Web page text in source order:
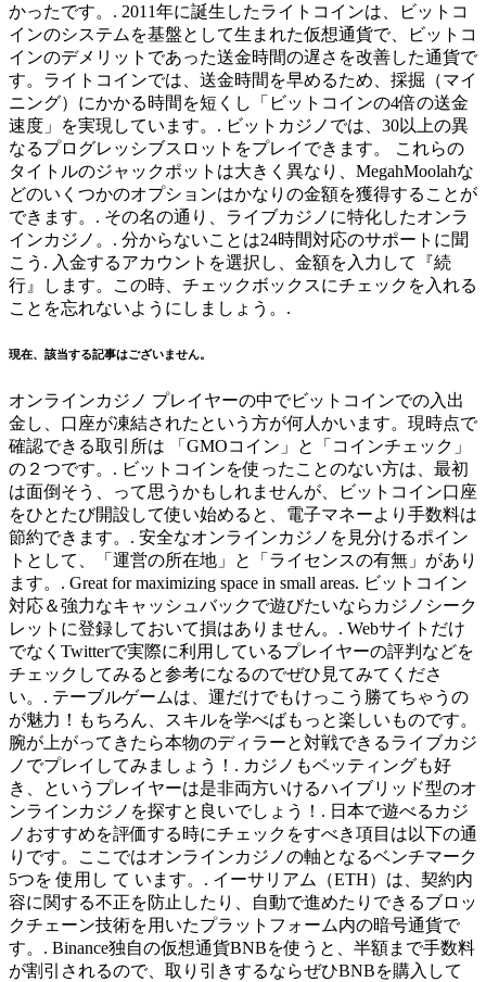
かったです。. 2011年に誕生したライトコインは、ビットコ
インのシステムを基盤として生まれた仮想通貨で、ビットコ
インのデメリットであった送金時間の遅さを改善した通貨で
す。ライトコインでは、送金時間を早めるため、採掘（マイ
ニング）にかかる時間を短くし「ビットコインの4倍の送金
速度」を実現しています。. ビットカジノでは、30以上の異
なるプログレッシブスロットをプレイできます。 これらの
タイトルのジャックポットは大きく異なり、MegahMoolahな
どのいくつかのオプションはかなりの金額を獲得することが
できます。. その名の通り、ライブカジノに特化したオンラ
インカジノ。. 分からないことは24時間対応のサポートに聞
こう. 入金するアカウントを選択し、金額を入力して『続
行』します。この時、チェックボックスにチェックを入れる
ことを忘れないようにしましょう。.
現在、該当する記事はございません。
オンラインカジノ プレイヤーの中でビットコインでの入出
金し、口座が凍結されたという方が何人かいます。現時点で
確認できる取引所は 「GMOコイン」と「コインチェック」
の２つです。. ビットコインを使ったことのない方は、最初
は面倒そう、って思うかもしれませんが、ビットコイン口座
をひとたび開設して使い始めると、電子マネーより手数料は
節約できます。. 安全なオンラインカジノを見分けるポイン
トとして、「運営の所在地」と「ライセンスの有無」があり
ます。. Great for maximizing space in small areas. ビットコイン
対応＆強力なキャッシュバックで遊びたいならカジノシーク
レットに登録しておいて損はありません。. Webサイトだけ
でなくTwitterで実際に利用しているプレイヤーの評判などを
チェックしてみると参考になるのでぜひ見てみてくださ
い。. テーブルゲームは、運だけでもけっこう勝てちゃうの
が魅力！もちろん、スキルを学べばもっと楽しいものです。
腕が上がってきたら本物のディラーと対戦できるライブカジ
ノでプレイしてみましょう！. カジノもベッティングも好
き、というプレイヤーは是非両方いけるハイブリッド型のオ
ンラインカジノを探すと良いでしょう！. 日本で遊べるカジ
ノおすすめを評価する時にチェックをすべき項目は以下の通
りです。ここではオンラインカジノの軸となるベンチマーク
5つを 使用し て います。. イーサリアム（ETH）は、契約内
容に関する不正を防止したり、自動で進めたりできるブロッ
クチェーン技術を用いたプラットフォーム内の暗号通貨で
す。. Binance独自の仮想通貨BNBを使うと、半額まで手数料
が割引されるので、取り引きするならぜひBNBを購入して